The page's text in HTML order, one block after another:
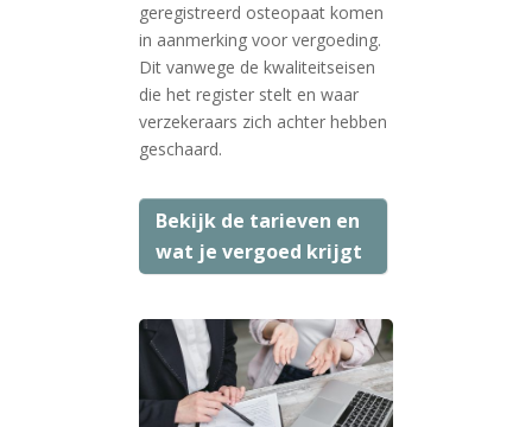
geregistreerd osteopaat komen
in aanmerking voor vergoeding.
Dit vanwege de kwaliteitseisen
die het register stelt en waar
verzekeraars zich achter hebben
geschaard.
Bekijk de tarieven en
wat je vergoed krijgt